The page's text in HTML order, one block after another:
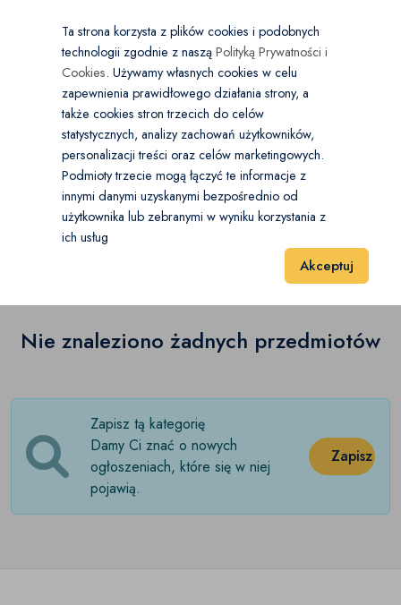
Wybierz kategorię
Wyposażenie wnętrz
Akcesoria łazienkowe(0)
Dekoracje(0)
Dywany i dywaniki
Koszyki(0)
Lustra (0)
Ozdoby okolicznościowe(0)
Pokrowce (0)
×
Kraj PL
PLN
Dom i Ogród Wyposażenie wnętrz Zegary
Zegary (0)
20 60
Nie znaleziono żadnych przedmiotów
Zapisz tą kategorię
Damy Ci znać o nowych
ogłoszeniach, które się w niej
pojawią.
Zapisz
Ta strona korzysta z plików cookies i podobnych
technologii zgodnie z nasząPolityką Prywatności i
Cookies. Używamy własnych cookies w celu
zapewnienia prawidłowego działania strony, a
także cookies stron trzecich do celów
statystycznych, analizy zachowań użytkowników,
personalizacji treści oraz celów marketingowych.
Podmioty trzecie mogą łączyć te informacje z
innymi danymi uzyskanymi bezpośrednio od
użytkownika lub zebranymi w wyniku korzystania z
ich usług
Akceptuj